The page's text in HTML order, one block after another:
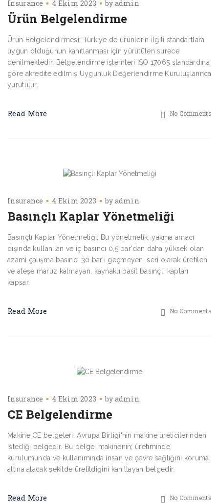
Insurance 4 Ekim 2023 by admin
Ürün Belgelendirme
Ürün Belgelendirmesi; Türkiye de ürünlerin ilgili standartlara
uygun olduğunun kanıtlanması için yürütülen sürece
denilmektedir. Belgelendirme işlemleri ISO 17065 standardına
göre akredite edilmiş Uygunluk Değerlendirme Kuruluşlarınca
yürütülür.
Read More No Comments
Insurance 4 Ekim 2023 by admin
Basınçlı Kaplar Yönetmeliği
Basınçlı Kaplar Yönetmeliği; Bu yönetmelik; yakma amacı
dışında kullanılan ve iç basıncı 0,5 bar'dan daha yüksek olan
azami çalışma basıncı 30 bar'ı geçmeyen, seri olarak üretilen
ve ateşe maruz kalmayan, kaynaklı basit basınçlı kapları
kapsar.
Read More No Comments
Insurance 4 Ekim 2023 by admin
CE Belgelendirme
Makine CE belgeleri, Avrupa Birliği'nin makine üreticilerinden
istediği belgedir. Bu belge, makinenin; üretiminde,
kurulumunda ve kullanımında insan ve çevre sağlığını koruma
altına alacak şekilde üretildiğini kanıtlayan belgedir.
Read More No Comments